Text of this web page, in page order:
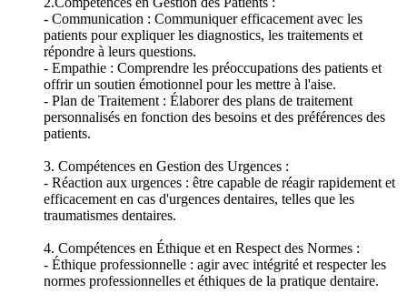
- Communication : Communiquer efficacement avec les
patients pour expliquer les diagnostics, les traitements et
répondre à leurs questions.
- Empathie : Comprendre les préoccupations des patients et
offrir un soutien émotionnel pour les mettre à l'aise.
- Plan de Traitement : Élaborer des plans de traitement
personnalisés en fonction des besoins et des préférences des
patients.
3. Compétences en Gestion des Urgences :
- Réaction aux urgences : être capable de réagir rapidement et
efficacement en cas d'urgences dentaires, telles que les
traumatismes dentaires.
4. Compétences en Éthique et en Respect des Normes :
- Éthique professionnelle : agir avec intégrité et respecter les
normes professionnelles et éthiques de la pratique dentaire.